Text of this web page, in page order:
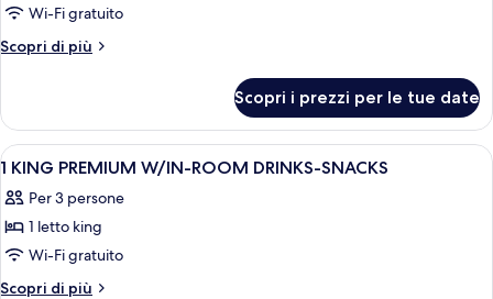
per
1
MOBILITY/HEARING/ACCESS
W/TUB
Wi-Fi gratuito
Scopri di più
Altri
KING
PREMIUM
MOBILITY/HEARING/ACCESS
Scopri i prezzi per le tue date
Apri
tutte
le
foto
per
1
Una camera d'albergo con un letto
11
1 KING PREMIUM W/IN-ROOM DRINKS-SNACKS
Per 3 persone
1 letto king
Wi-Fi gratuito
Scopri di più
Altri